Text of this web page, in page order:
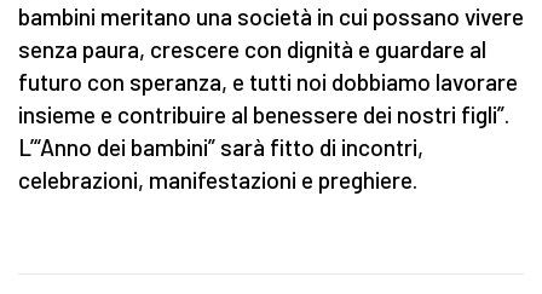
bambini meritano una società in cui possano vivere
senza paura, crescere con dignità e guardare al
futuro con speranza, e tutti noi dobbiamo lavorare
insieme e contribuire al benessere dei nostri figli”.
L’“Anno dei bambini” sarà fitto di incontri,
celebrazioni, manifestazioni e preghiere.